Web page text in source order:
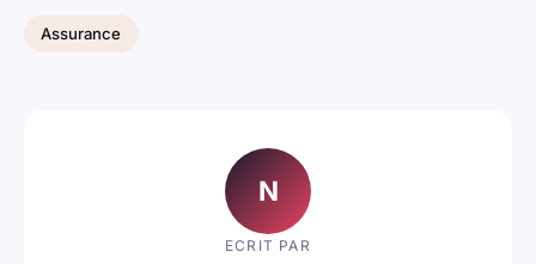
Assurance
N
ECRIT PAR